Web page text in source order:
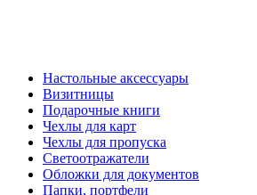
Настольные аксессуары
Визитницы
Подарочные книги
Чехлы для карт
Чехлы для пропуска
Светоотражатели
Обложки для документов
Папки, портфели